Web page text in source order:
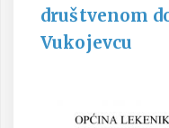
društvenom
Vukojevcu